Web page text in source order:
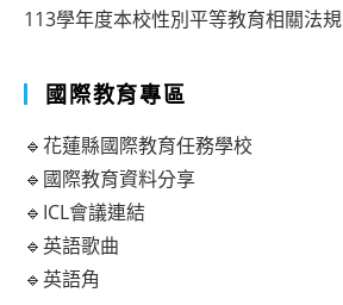
113學年度本校性別平等教育相關法規
國際教育專區
🔹花蓮縣國際教育任務學校
🔹國際教育資料分享
🔹ICL會議連結
🔹英語歌曲
🔹英語角